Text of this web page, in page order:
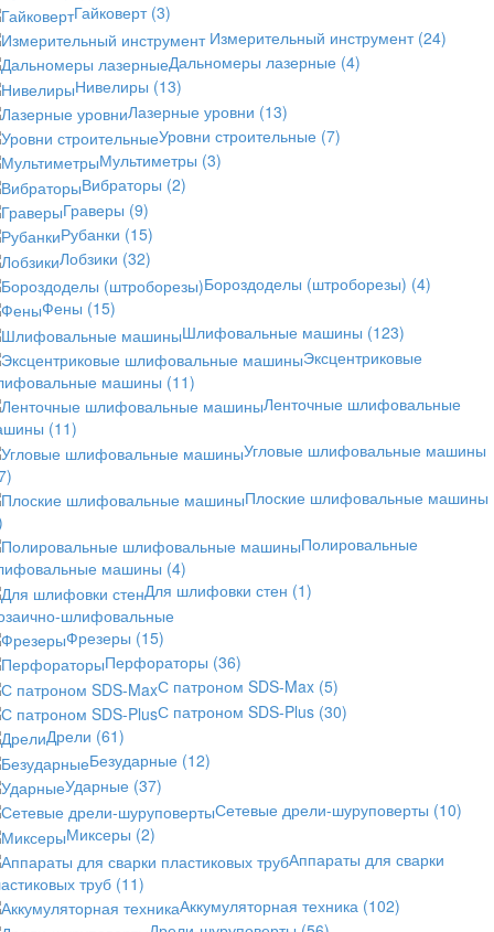
Гайковерт (3)
Измерительный инструмент (24)
Дальномеры лазерные (4)
Нивелиры (13)
Лазерные уровни (13)
Уровни строительные (7)
Мультиметры (3)
Вибраторы (2)
Граверы (9)
Рубанки (15)
Лобзики (32)
Бороздоделы (штроборезы) (4)
Фены (15)
Шлифовальные машины (123)
Эксцентриковые
машины (11)
Ленточные шлифовальные
(11)
Угловые шлифовальные машины
Плоские шлифовальные машины
Полировальные
машины (4)
Для шлифовки стен (1)
шлифовальные
Фрезеры (15)
Перфораторы (36)
С патроном SDS-Max (5)
С патроном SDS-Plus (30)
Дрели (61)
Безударные (12)
Ударные (37)
Сетевые дрели-шуруповерты (10)
Миксеры (2)
Аппараты для сварки
труб (11)
Аккумуляторная техника (102)